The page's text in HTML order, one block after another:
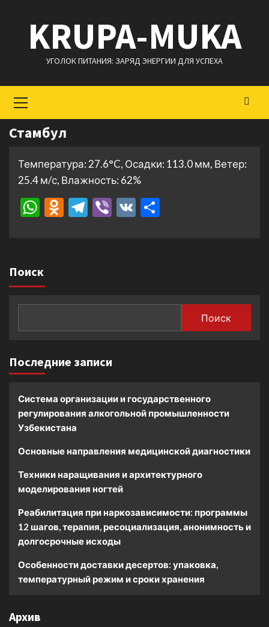
содержимому
KRUPA-MUKA
УГОЛОК ПИТАНИЯ: ЗАРЯД ЭНЕРГИИ ДЛЯ УСПЕХА
меню
Стамбул
Температура: 27.6°C, Осадки: 113.0 мм, Ветер:
25.4 м/с, Влажность: 62%
WhatsApp
Odnoklassniki
Telegram
Viber
VK
Поиск
Поиск
Последние записи
Система организации и государственного
регулирования алкогольной промышленности
Узбекистана
Основные направления медицинской диагностики
Техники наращивания и архитектурного
моделирования ногтей
Реабилитация при наркозависимости: программы
12 шагов, терапия, ресоциализация, анонимность и
долгосрочные исходы
Особенности доставки десертов: упаковка,
температурный режим и сроки хранения
Архив